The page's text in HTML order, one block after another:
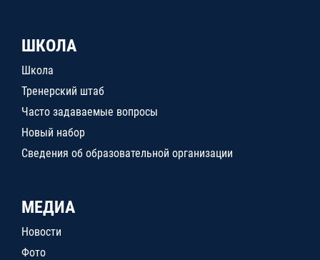
ШКОЛА
Школа
Тренерский штаб
Часто задаваемые вопросы
Новый набор
Сведения об образовательной организации
МЕДИА
Новости
Фото